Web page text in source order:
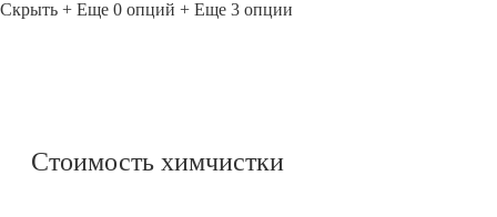
Скрыть + Еще 0 опций + Еще 3 опции
Стоимость химчистки